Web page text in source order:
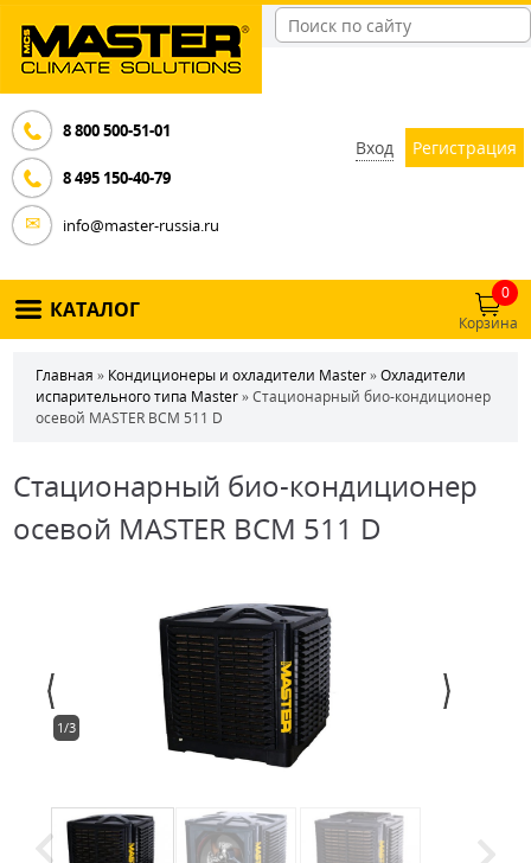
8 800 500-51-01
8 495 150-40-79
info@master-russia.ru
Вход Регистрация
КАТАЛОГ
0
Корзина
Главная » Кондиционеры и охладители Master»Охладители
испарительного типа Master» Стационарный био-кондиционер
осевой MASTER BCM 511 D
Стационарный био-кондиционер
осевой MASTER BCM 511 D
1/3